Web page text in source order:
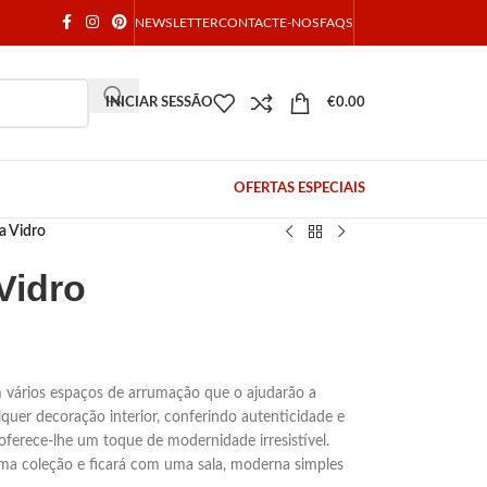
NEWSLETTERCONTACTE-NOSFAQS
INICIAR SESSÃO €0.00
OFERTAS ESPECIAIS
Vidro
espaços de arrumação que o ajudarão a
decoração interior, conferindo autenticidade e
lhe um toque de modernidade irresistível.
coleção e ficará com uma sala, moderna simples